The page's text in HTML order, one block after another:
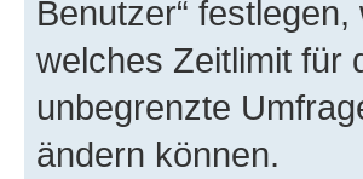
Benutzer“
welches Zeitlimit für
unbegrenzte
ändern können.